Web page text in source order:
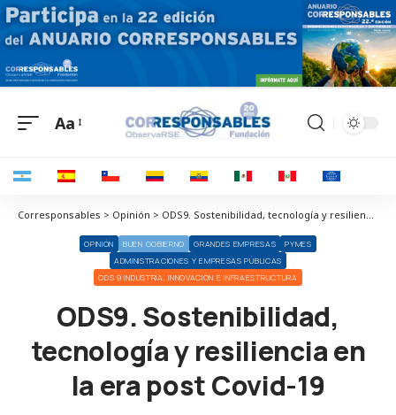
Aa
Corresponsables > Opinión > ODS9. Sostenibilidad, tecnología y resiliencia en la era post Covid-19
OPINIÓN BUEN GOBIERNO GRANDES EMPRESAS
PYMES
ADMINISTRACIONES Y EMPRESAS PÚBLICAS
ODS 9 INDUSTRIA, INNOVACIÓN E INFRAESTRUCTURA
ODS9. Sostenibilidad,
tecnología y resiliencia en
la era post Covid-19